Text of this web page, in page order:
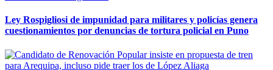
Ley Rospigliosi de impunidad para militares y policías genera
cuestionamientos por denuncias de tortura policial en Puno